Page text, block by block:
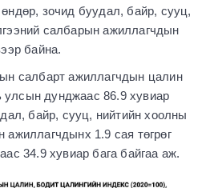
зочид буудал, байр, сууц,
салбарын ажиллагчдын
байна.
салбарт ажиллагчдын цалин
улсын дунджаас 86.9 хувиар
байр, сууц, нийтийн хоолны
ажиллагчдынх 1.9 сая төгрөг
34.9 хувиар бага байгаа аж.